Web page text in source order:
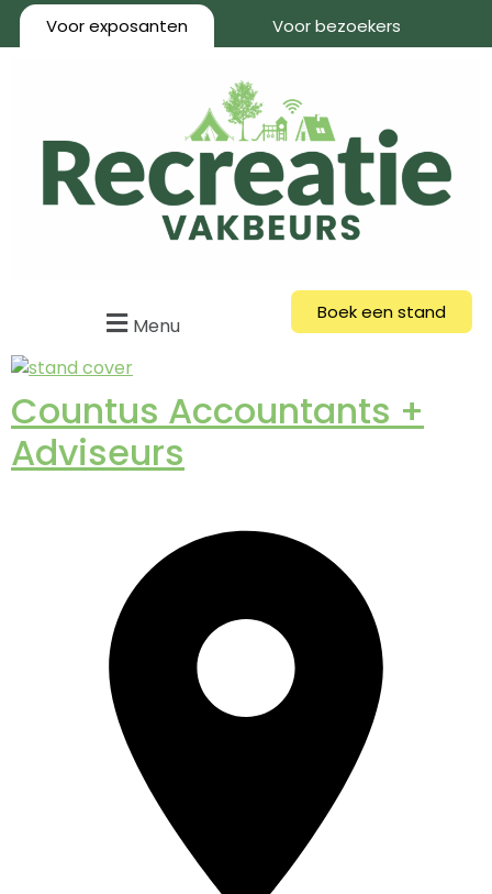
Voor exposanten Voor bezoekers
Menu
Boek een stand
Countus Accountants +
Adviseurs